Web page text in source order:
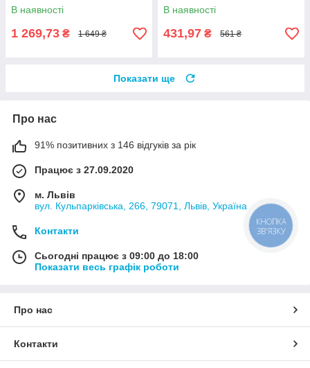
В наявності
1 269,73 ₴ 1 649 ₴
В наявності
431,97 ₴ 561 ₴
Показати ще
Про нас
91% позитивних з 146 відгуків за рік
Працює з 27.09.2020
м. Львів
вул. Кульпарківська, 266, 79071, Львів, Україна
Контакти
Сьогодні працює з 09:00 до 18:00
Показати весь графік роботи
Про нас
Контакти
КНОПКА
ЗВ'ЯЗКУ